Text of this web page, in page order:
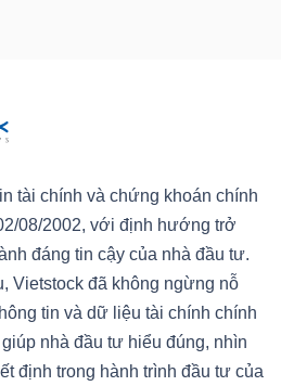
tài chính và chứng khoán chính
08/2002, với định hướng trở
đáng tin cậy của nhà đầu tư.
Vietstock đã không ngừng nỗ
tin và dữ liệu tài chính chính
nhà đầu tư hiểu đúng, nhìn
định trong hành trình đầu tư của